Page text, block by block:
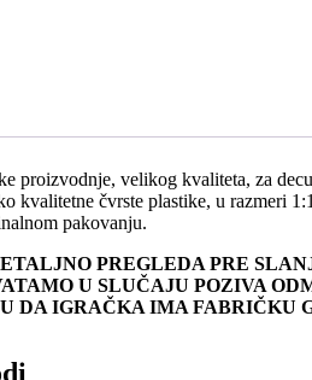
proizvodnje, velikog kvaliteta, za
kvalitetne čvrste plastike, u razmeri
pakovanju.
PREGLEDA PRE
U SLUČAJU POZIVA
DA IGRAČKA IMA